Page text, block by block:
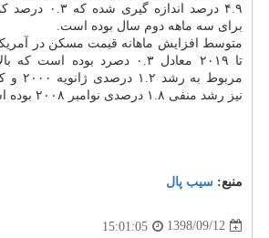
۴.۹ درصد
برای سه ماهه دوم سال بوده است.
تا ۲۰۱۹ معادل ۰.۳ دصرد بوده
مربوط
نیز رشد منفی ۱.۸ درصدی نوامبر ۲۰۰۸ بوده است.
منبع: سیب پال
1398/09/12
15:01:05